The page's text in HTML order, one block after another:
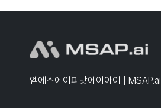
엠에스에이피닷에이아이 | MSAP.ai